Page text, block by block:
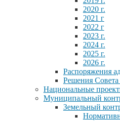
2020 г.
2021 г
2022 г
2023 г.
2024 г.
2025 г.
2026 г.
Распоряжения
Решения Совета
Национальные
Муниципальный
Земельный